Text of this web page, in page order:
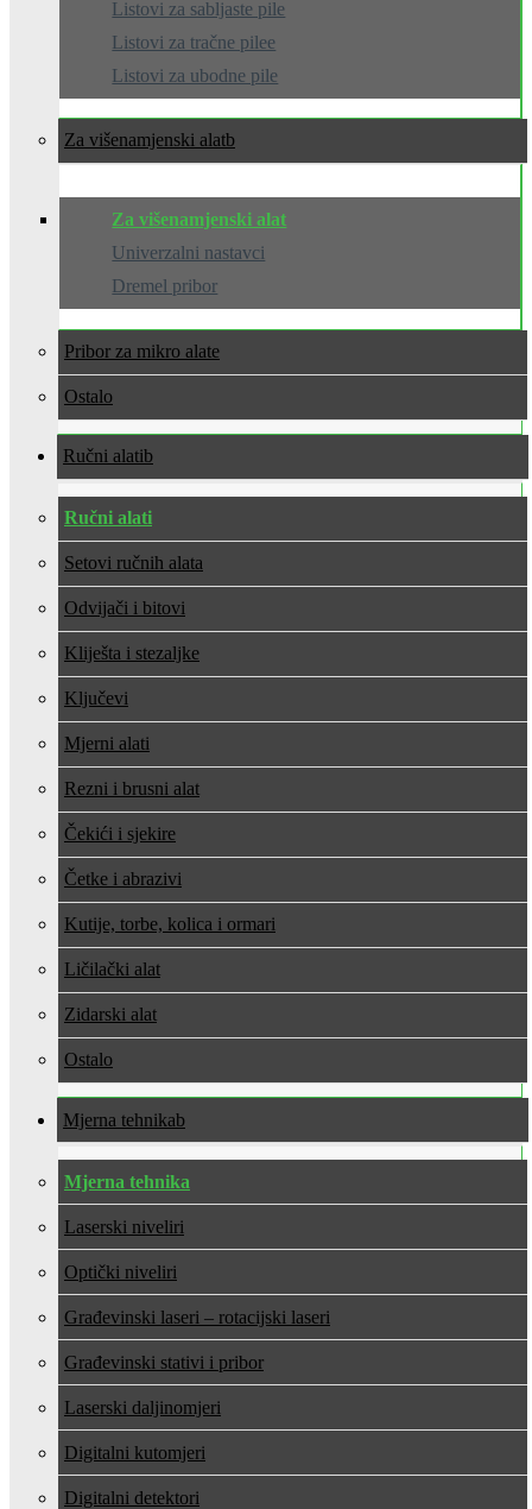
Listovi za sabljaste pile
Listovi za tračne pilee
Listovi za ubodne pile
Za višenamjenski alat
Za višenamjenski alat
Univerzalni nastavci
Dremel pribor
Pribor za mikro alate
Ostalo
Ručni alati
Ručni alati
Setovi ručnih alata
Odvijači i bitovi
Kliješta i stezaljke
Ključevi
Mjerni alati
Rezni i brusni alat
Čekići i sjekire
Četke i abrazivi
Kutije, torbe, kolica i ormari
Ličilački alat
Zidarski alat
Ostalo
Mjerna tehnika
Mjerna tehnika
Laserski niveliri
Optički niveliri
Građevinski laseri – rotacijski laseri
Građevinski stativi i pribor
Laserski daljinomjeri
Digitalni kutomjeri
Digitalni detektori